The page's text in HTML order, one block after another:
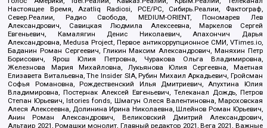
Настоящее Время, Azatliq Radiosi, PCE/PC, Сибирь.Реалии, Фактограф,
Север.Реалии, Радио Свобода, MEDIUM-ORIENT, Пономарев Лев
Александрович, Савицкая Людмила Алексеевна, Маркелов Сергей
Евгеньевич, Камалягин Денис Николаевич, Апахончич Дарья
Александровна, Medusa Project, Первое антикоррупционное СМИ, VTimes.io,
Баданин Роман Сергеевич, Гликин Максим Александрович, Маняхин Петр
Борисович, Ярош Юлия Петровна, Чуракова Ольга Владимировна,
Железнова Мария Михайловна, Лукьянова Юлия Сергеевна, Маетная
Елизавета Витальевна, The Insider SIA, Рубин Михаил Аркадьевич, Гройсман
Софья Романовна, Рождественский Илья Дмитриевич, Апухтина Юлия
Владимировна, Постернак Алексей Евгеньевич, Телеканал Дождь, Петров
Степан Юрьевич, Istories fonds, Шмагун Олеся Валентиновна, Мароховская
Алеся Алексеевна, Долинина Ирина Николаевна, Шлейнов Роман Юрьевич,
Анин Роман Александрович, Великовский Дмитрий Александрович,
Альтаир 2021, Ромашки монолит, Главный редактор 2021, Вега 2021, Важные